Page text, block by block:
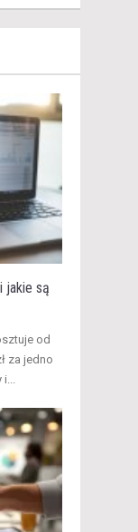
jakie są
od
za jedno